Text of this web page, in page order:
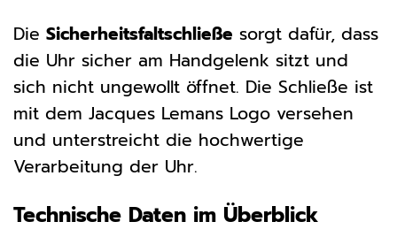
Die Sicherheitsfaltschließe sorgt dafür, dass
die Uhr sicher am Handgelenk sitzt und
sich nicht ungewollt öffnet. Die Schließe ist
mit dem Jacques Lemans Logo versehen
und unterstreicht die hochwertige
Verarbeitung der Uhr.
Technische Daten im Überblick